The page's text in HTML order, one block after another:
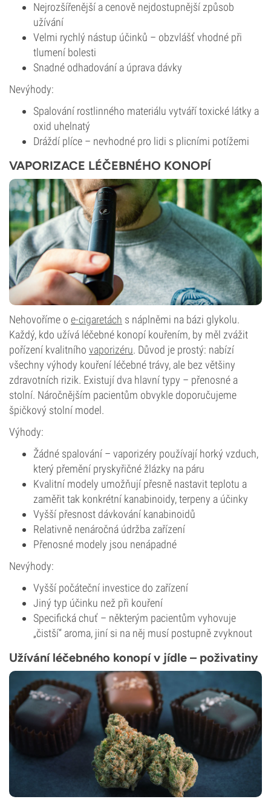
Nejrozšířenější a cenově nejdostupnější způsob
užívání
Velmi rychlý nástup účinků – obzvlášť vhodné při
tlumení bolesti
Snadné odhadování a úprava dávky
Nevýhody:
Spalování rostlinného materiálu vytváří toxické látky a
oxid uhelnatý
Dráždí plíce – nevhodné pro lidi s plicními potížemi
VAPORIZACE LÉČEBNÉHO KONOPÍ
Nehovoříme o e-cigaretách s náplněmi na bázi glykolu.
Každý, kdo užívá léčebné konopí kouřením, by měl zvážit
pořízení kvalitního vaporizéru. Důvod je prostý: nabízí
všechny výhody kouření léčebné trávy, ale bez většiny
zdravotních rizik. Existují dva hlavní typy – přenosné a
stolní. Náročnějším pacientům obvykle doporučujeme
špičkový stolní model.
Výhody:
Žádné spalování – vaporizéry používají horký vzduch,
který přemění pryskyřičné žlázky na páru
Kvalitní modely umožňují přesně nastavit teplotu a
zaměřit tak konkrétní kanabinoidy, terpeny a účinky
Vyšší přesnost dávkování kanabinoidů
Relativně nenáročná údržba zařízení
Přenosné modely jsou nenápadné
Nevýhody:
Vyšší počáteční investice do zařízení
Jiný typ účinku než při kouření
Specifická chuť – některým pacientům vyhovuje
„čistší“ aroma, jiní si na něj musí postupně zvyknout
Užívání léčebného konopí v jídle – poživatiny